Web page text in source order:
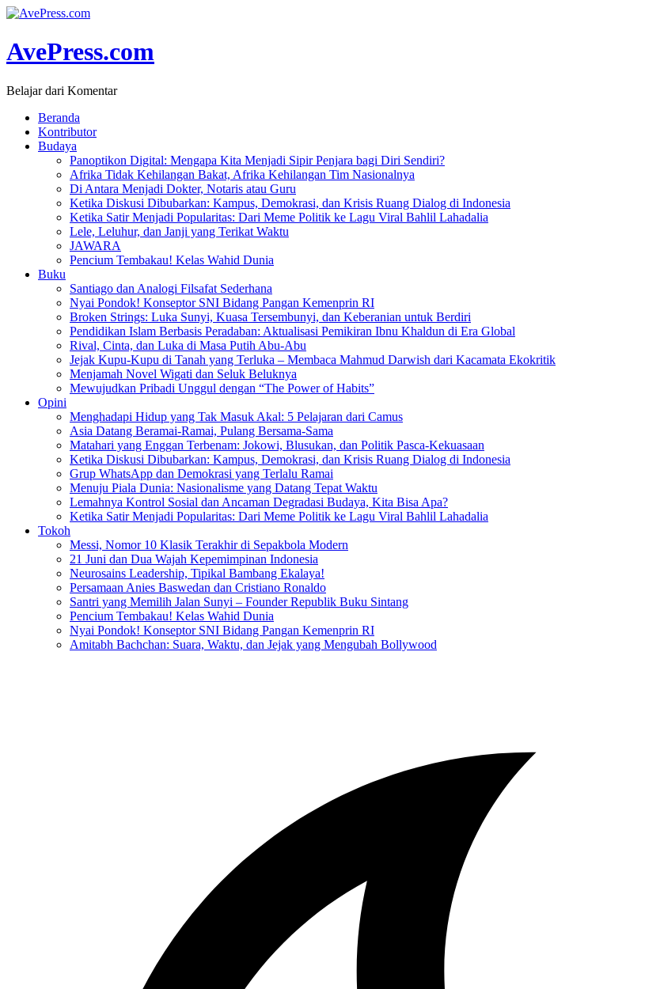
AvePress.com
Belajar dari Komentar
Beranda
Kontributor
Budaya
Panoptikon Digital: Mengapa Kita Menjadi Sipir Penjara bagi Diri Sendiri?
Afrika Tidak Kehilangan Bakat, Afrika Kehilangan Tim Nasionalnya
Di Antara Menjadi Dokter, Notaris atau Guru
Ketika Diskusi Dibubarkan: Kampus, Demokrasi, dan Krisis Ruang Dialog di Indonesia
Ketika Satir Menjadi Popularitas: Dari Meme Politik ke Lagu Viral Bahlil Lahadalia
Lele, Leluhur, dan Janji yang Terikat Waktu
JAWARA
Pencium Tembakau! Kelas Wahid Dunia
Buku
Santiago dan Analogi Filsafat Sederhana
Nyai Pondok! Konseptor SNI Bidang Pangan Kemenprin RI
Broken Strings: Luka Sunyi, Kuasa Tersembunyi, dan Keberanian untuk Berdiri
Pendidikan Islam Berbasis Peradaban: Aktualisasi Pemikiran Ibnu Khaldun di Era Global
Rival, Cinta, dan Luka di Masa Putih Abu-Abu
Jejak Kupu-Kupu di Tanah yang Terluka – Membaca Mahmud Darwish dari Kacamata Ekokritik
Menjamah Novel Wigati dan Seluk Beluknya
Mewujudkan Pribadi Unggul dengan “The Power of Habits”
Opini
Menghadapi Hidup yang Tak Masuk Akal: 5 Pelajaran dari Camus
Asia Datang Beramai-Ramai, Pulang Bersama-Sama
Matahari yang Enggan Terbenam: Jokowi, Blusukan, dan Politik Pasca-Kekuasaan
Ketika Diskusi Dibubarkan: Kampus, Demokrasi, dan Krisis Ruang Dialog di Indonesia
Grup WhatsApp dan Demokrasi yang Terlalu Ramai
Menuju Piala Dunia: Nasionalisme yang Datang Tepat Waktu
Lemahnya Kontrol Sosial dan Ancaman Degradasi Budaya, Kita Bisa Apa?
Ketika Satir Menjadi Popularitas: Dari Meme Politik ke Lagu Viral Bahlil Lahadalia
Tokoh
Messi, Nomor 10 Klasik Terakhir di Sepakbola Modern
21 Juni dan Dua Wajah Kepemimpinan Indonesia
Neurosains Leadership, Tipikal Bambang Ekalaya!
Persamaan Anies Baswedan dan Cristiano Ronaldo
Santri yang Memilih Jalan Sunyi – Founder Republik Buku Sintang
Pencium Tembakau! Kelas Wahid Dunia
Nyai Pondok! Konseptor SNI Bidang Pangan Kemenprin RI
Amitabh Bachchan: Suara, Waktu, dan Jejak yang Mengubah Bollywood